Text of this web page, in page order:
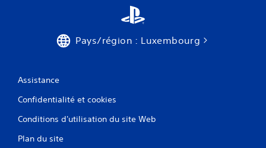
Pays/région : Luxembourg
Assistance
Confidentialité et cookies
Conditions d'utilisation du site Web
Plan du site